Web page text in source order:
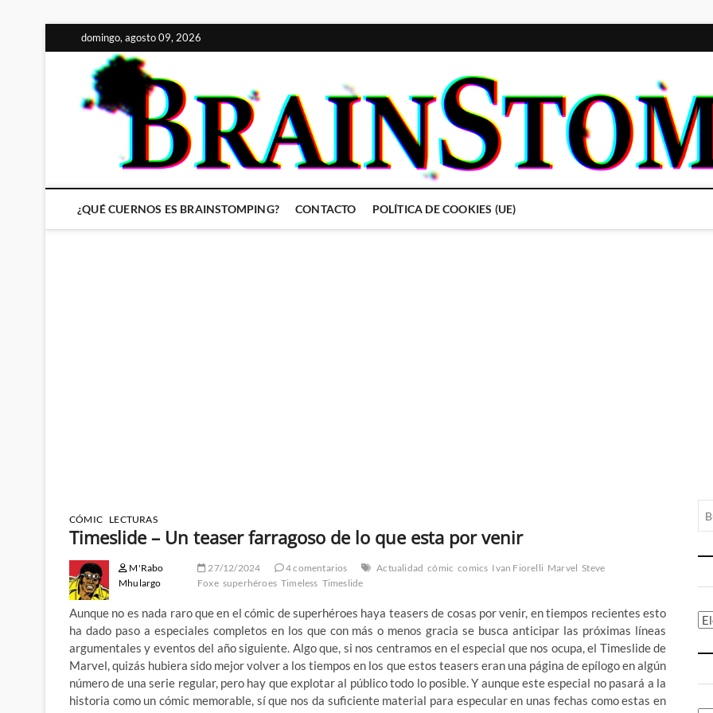
al
contenido
domingo, agosto 09, 2026
¿QUÉ CUERNOS ES BRAINSTOMPING? CONTACTO POLÍTICA DE COOKIES (UE)
CÓMIC LECTURAS
Timeslide – Un teaser farragoso de lo que esta por venir
M'Rabo
Mhulargo
27/12/2024 4 comentarios Actualidad cómic comics Ivan Fiorelli Marvel Steve
Foxe superhéroes Timeless Timeslide
Aunque no es nada raro que en el cómic de superhéroes haya teasers de cosas por venir, en tiempos recientes esto
ha dado paso a especiales completos en los que con más o menos gracia se busca anticipar las próximas líneas
argumentales y eventos del año siguiente. Algo que, si nos centramos en el especial que nos ocupa, el Timeslide de
Marvel, quizás hubiera sido mejor volver a los tiempos en los que estos teasers eran una página de epílogo en algún
número de una serie regular, pero hay que explotar al público todo lo posible. Y aunque este especial no pasará a la
historia como un cómic memorable, sí que nos da suficiente material para especular en unas fechas como estas en